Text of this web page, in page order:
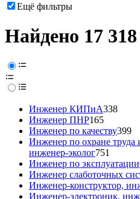
Ещё фильтры
Найдено 17
Инженер КИПиА338
Инженер ПНР165
Инженер по качеству399
Инженер по охране труда
инженер-эколог751
Инженер по эксплуатации
Инженер слаботочных
Инженер-конструктор,
Инженер-электроник,